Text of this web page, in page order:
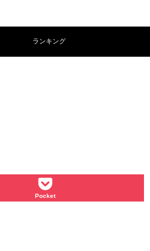
ランキング
Pocket